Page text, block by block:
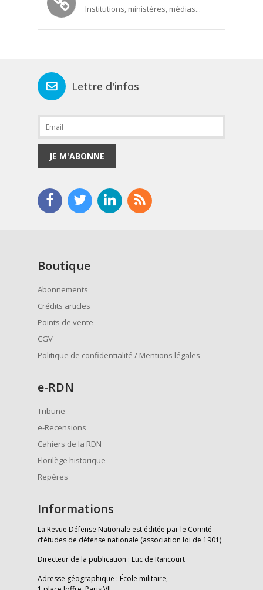
Institutions, ministères, médias...
Lettre d'infos
JE M'ABONNE
Boutique
Abonnements
Crédits articles
Points de vente
CGV
Politique de confidentialité / Mentions légales
e-RDN
Tribune
e-Recensions
Cahiers de la RDN
Florilège historique
Repères
Informations
La Revue Défense Nationale est éditée par le Comité
d’études de défense nationale (association loi de 1901)
Directeur de la publication : Luc de Rancourt
Adresse géographique : École militaire,